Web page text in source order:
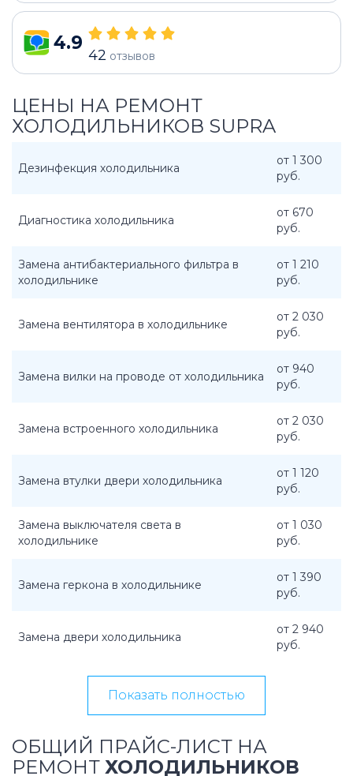
4.9
42 отзывов
ЦЕНЫ НА РЕМОНТ
ХОЛОДИЛЬНИКОВ SUPRA
Дезинфекция холодильника
от 1 300
руб.
Диагностика холодильника
от 670
руб.
Замена антибактериального фильтра в
холодильнике
от 1 210
руб.
Замена вентилятора в холодильнике
от 2 030
руб.
Замена вилки на проводе от холодильника
от 940
руб.
Замена встроенного холодильника
от 2 030
руб.
Замена втулки двери холодильника
от 1 120
руб.
Замена выключателя света в
холодильнике
от 1 030
руб.
Замена геркона в холодильнике
от 1 390
руб.
Замена двери холодильника
от 2 940
руб.
Показать полностью
ОБЩИЙ ПРАЙС-ЛИСТ НА
РЕМОНТ ХОЛОДИЛЬНИКОВ